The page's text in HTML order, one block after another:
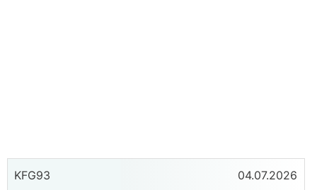
KFG93 04.07.2026